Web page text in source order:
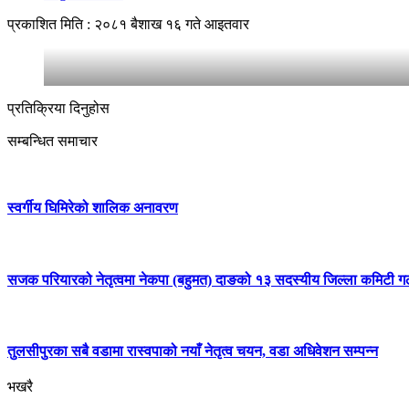
प्रकाशित मिति : २०८१ बैशाख १६ गते आइतवार
प्रतिक्रिया दिनुहोस
सम्बन्धित समाचार
स्वर्गीय घिमिरेको शालिक अनावरण
सजक परियारको नेतृत्वमा नेकपा (बहुमत) दाङको १३ सदस्यीय जिल्ला कमिटी
तुलसीपुरका सबै वडामा रास्वपाको नयाँ नेतृत्व चयन, वडा अधिवेशन सम्पन्न
भखरै